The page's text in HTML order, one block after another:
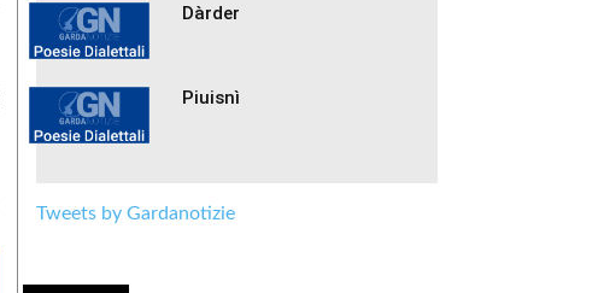
Dàrder
Piuisnì
Tweets by Gardanotizie